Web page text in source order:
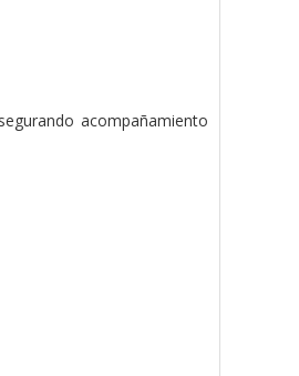
acompañamiento